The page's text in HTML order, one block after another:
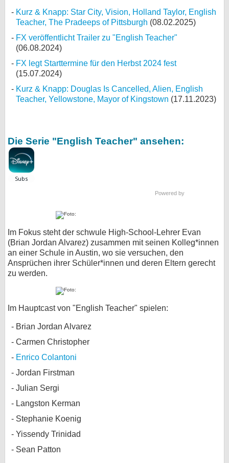
Kurz & Knapp: Star City, Vision, Holland Taylor, English
Teacher, The Pradeeps of Pittsburgh (08.02.2025)
FX veröffentlicht Trailer zu "English Teacher"
(06.08.2024)
FX legt Starttermine für den Herbst 2024 fest
(15.07.2024)
Kurz & Knapp: Douglas Is Cancelled, Alien, English
Teacher, Yellowstone, Mayor of Kingstown (17.11.2023)
Die Serie "English Teacher" ansehen:
Powered by
Im Fokus steht der schwule High-School-Lehrer Evan
(Brian Jordan Alvarez) zusammen mit seinen Kolleg*innen
an einer Schule in Austin, wo sie versuchen, den
Ansprüchen ihrer Schüler*innen und deren Eltern gerecht
zu werden.
Im Hauptcast von "English Teacher" spielen:
Brian Jordan Alvarez
Carmen Christopher
Enrico Colantoni
Jordan Firstman
Julian Sergi
Langston Kerman
Stephanie Koenig
Yissendy Trinidad
Sean Patton